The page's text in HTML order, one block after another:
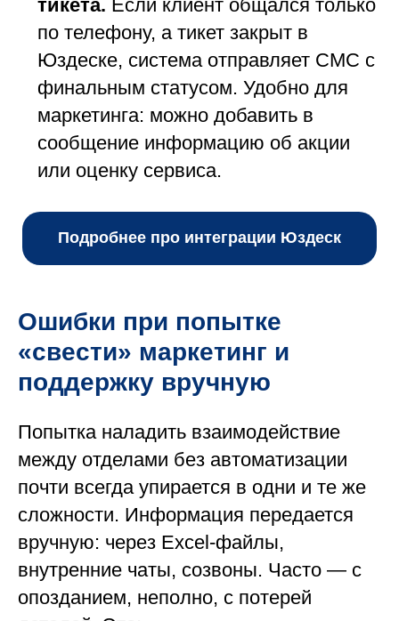
тикета. Если клиент общался только
по телефону, а тикет закрыт в
Юздеске, система отправляет СМС с
финальным статусом. Удобно для
маркетинга: можно добавить в
сообщение информацию об акции
или оценку сервиса.
Подробнее про интеграции Юздеск
Ошибки при попытке
«свести» маркетинг и
поддержку вручную
Попытка наладить взаимодействие
между отделами без автоматизации
почти всегда упирается в одни и те же
сложности. Информация передается
вручную: через Excel-файлы,
внутренние чаты, созвоны. Часто — с
опозданием, неполно, с потерей